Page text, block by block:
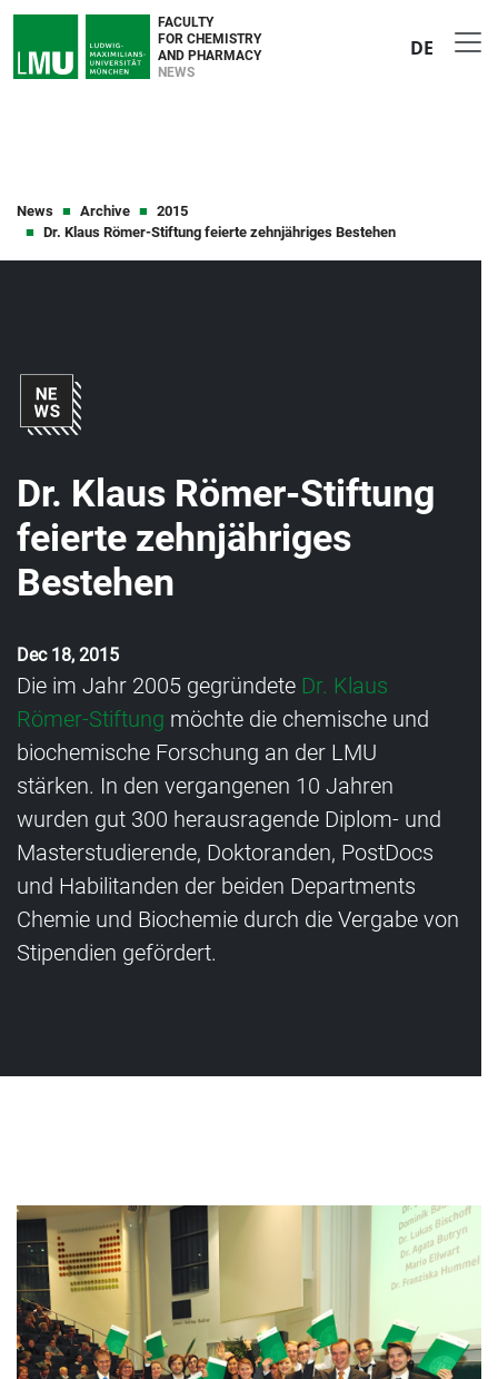
FACULTY
FOR CHEMISTRY
AND PHARMACY
NEWS
DE
News Archive
2015
Dr. Klaus Römer-Stiftung feierte zehnjähriges Bestehen
Dr. Klaus Römer-Stiftung
feierte zehnjähriges
Bestehen
Dec 18, 2015
Die im Jahr 2005 gegründete Dr. Klaus
Römer-Stiftung möchte die chemische und
biochemische Forschung an der LMU
stärken. In den vergangenen 10 Jahren
wurden gut 300 herausragende Diplom- und
Masterstudierende, Doktoranden, PostDocs
und Habilitanden der beiden Departments
Chemie und Biochemie durch die Vergabe von
Stipendien gefördert.